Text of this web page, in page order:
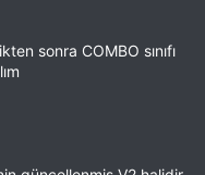
sonra COMBO sınıfı